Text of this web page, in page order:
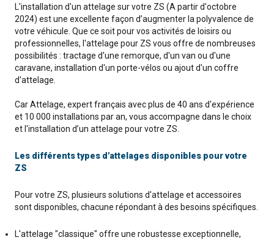
L'installation d'un attelage sur votre ZS (A partir d'octobre
2024) est une excellente façon d’augmenter la polyvalence de
votre véhicule. Que ce soit pour vos activités de loisirs ou
professionnelles, l'attelage pour ZS vous offre de nombreuses
possibilités : tractage d'une remorque, d'un van ou d'une
caravane, installation d'un porte-vélos ou ajout d'un coffre
d'attelage.
Car Attelage, expert français avec plus de 40 ans d'expérience
et 10 000 installations par an, vous accompagne dans le choix
et l'installation d’un attelage pour votre ZS.
Les différents types d'attelages disponibles pour votre
ZS
Pour votre ZS, plusieurs solutions d'attelage et accessoires
sont disponibles, chacune répondant à des besoins spécifiques.
L'attelage "classique" offre une robustesse exceptionnelle,